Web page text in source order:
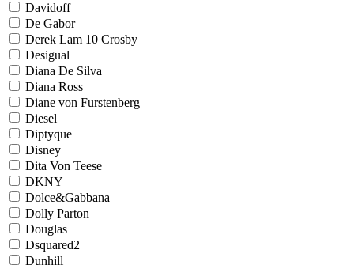
Davidoff
De Gabor
Derek Lam 10 Crosby
Desigual
Diana De Silva
Diana Ross
Diane von Furstenberg
Diesel
Diptyque
Disney
Dita Von Teese
DKNY
Dolce&Gabbana
Dolly Parton
Douglas
Dsquared2
Dunhill